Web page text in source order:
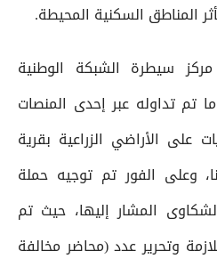
المناطق السكنية المحيطة.
سيطرة الشبكة الوطنية
تم تداوله عبر إحدى المنصات
على الأراضي الزراعية بقرية
وعلى الفور تم توجيه حملة
المشار إليها، حيث تم
وتحرير عدد (محاضر مخالفة